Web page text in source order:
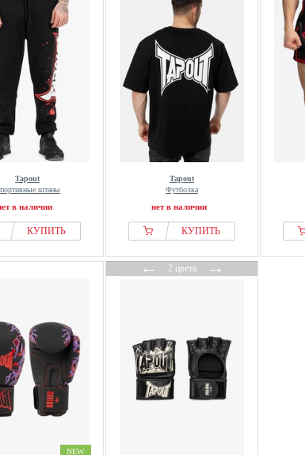
Tapout
штаны
в наличии
КУПИТЬ
Tapout
Футболка
нет в наличии
КУПИТЬ
NEW
←2 цвета→